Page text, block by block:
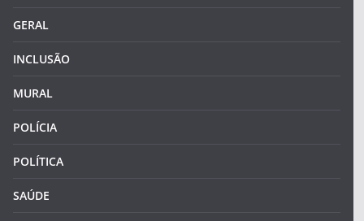
GERAL
INCLUSÃO
MURAL
POLÍCIA
POLÍTICA
SAÚDE